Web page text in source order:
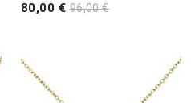
80,00 €96,00 €